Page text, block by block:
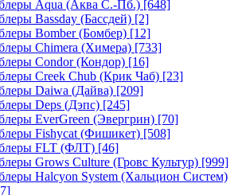
Aqua (Аква С.-Пб.) [648]
Bassday (Бассдей) [2]
Bomber (Бомбер) [12]
Chimera (Химера) [733]
Condor (Кондор) [16]
Creek Chub (Крик Чаб) [23]
Daiwa (Дайва) [209]
Deps (Дэпс) [245]
EverGreen (Эвергрин) [70]
Fishycat (Фишикет) [508]
FLT (ФЛТ) [46]
Grows Culture (Гровс Культур) [999]
Halcyon System (Хальцион Систем)